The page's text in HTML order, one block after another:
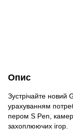
Опис
Зустрічайте новий
урахуванням
пером S Pen,
захоплюючих ігор.